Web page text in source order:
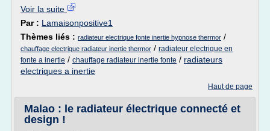
Voir la suite
Par : Lamaisonpositive1
Thèmes liés : radiateur electrique fonte inertie hypnose thermor /
chauffage electrique radiateur inertie thermor / radiateur electrique en
fonte a inertie / chauffage radiateur inertie fonte / radiateurs
electriques a inertie
Haut de page
Malao : le radiateur électrique connecté et
design !